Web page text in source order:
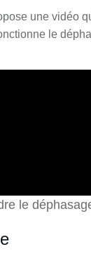
une vidéo
le
le